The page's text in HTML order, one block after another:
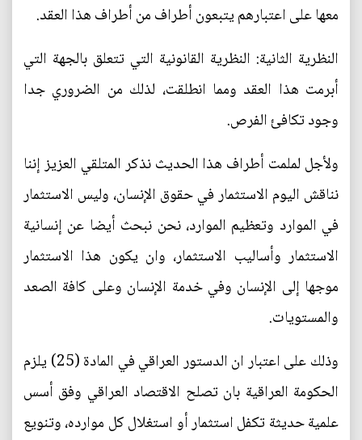
معها على اعتبارهم يتبعون أطراف من أطراف هذا العقد.
النظرية الثانية: النظرية القانونية التي تتعلق بالجهة التي
أبرمت هذا العقد ومما انطلقت، لذلك من الضروري جدا
وجود تكافئ الفرص.
ولأجل لملمت أطراف هذا الحديث نذكر المتلقي العزيز إننا
نناقش اليوم الاستثمار في حقوق الإنسان، وليس الاستثمار
في الموارد وتعظيم الموارد، نحن نبحث أيضا عن إنسانية
الاستثمار وأساليب الاستثمار، وان يكون هذا الاستثمار
موجها إلى الإنسان وفي خدمة الإنسان وعلى كافة الصعد
والمستويات.
وذلك على اعتبار ان الدستور العراقي في المادة (25) يلزم
الحكومة العراقية بان تصلح الاقتصاد العراقي وفق أسس
علمية حديثة تكفل استثمار أو استغلال كل موارده، وتنويع